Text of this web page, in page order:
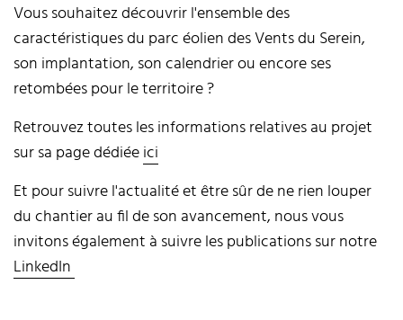
Vous souhaitez découvrir l'ensemble des
caractéristiques du parc éolien des Vents du Serein,
son implantation, son calendrier ou encore ses
retombées pour le territoire ?
Retrouvez toutes les informations relatives au projet
sur sa page dédiéeici
Et pour suivre l'actualité et être sûr de ne rien louper
du chantier au fil de son avancement, nous vous
invitons également à suivre les publications sur notre
LinkedIn